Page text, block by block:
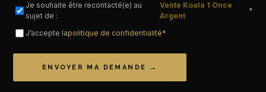
Je souhaite être recontacté(e) au
sujet de :
Vente Koala 1 Once
Argent
*
J’accepte lapolitique de confidentialité*
ENVOYER MA DEMANDE →